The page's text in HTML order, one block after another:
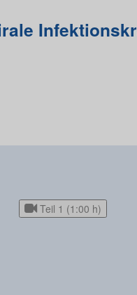
Teil 1 (1:00 h)